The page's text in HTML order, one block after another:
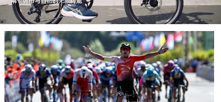
广告